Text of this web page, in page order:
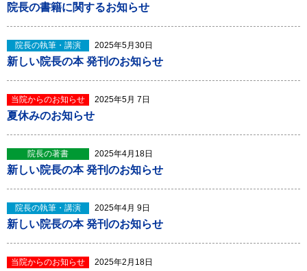
院長の書籍に関するお知らせ
院長の執筆・講演 2025年5月30日
新しい院長の本 発刊のお知らせ
当院からのお知らせ 2025年5月 7日
夏休みのお知らせ
院長の著書 2025年4月18日
新しい院長の本 発刊のお知らせ
院長の執筆・講演 2025年4月 9日
新しい院長の本 発刊のお知らせ
当院からのお知らせ 2025年2月18日